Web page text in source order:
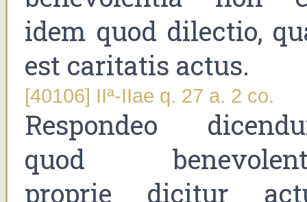
idem quod dilectio,
est caritatis actus.
[40106] IIª-IIae q. 27 a. 2 co.
Respondeo
quod
proprie dicitur